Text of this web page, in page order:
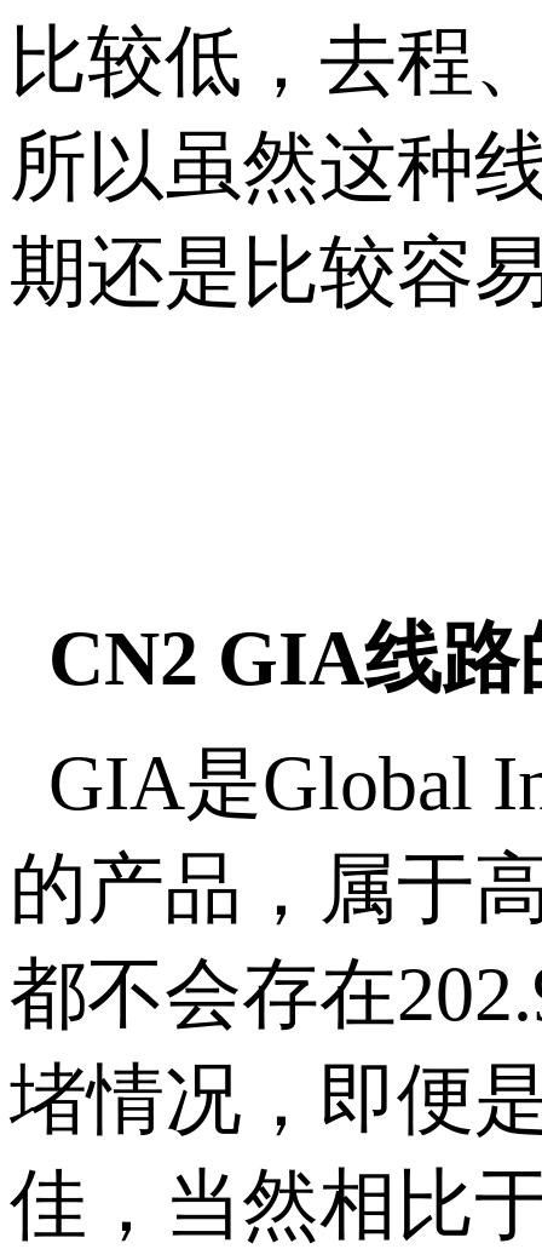
比较低，去程
所以虽然这种
期还是比较容
CN2 GIA线路
GIA是Global
的产品，属于
都不会存在
堵情况，即便
佳，当然相比